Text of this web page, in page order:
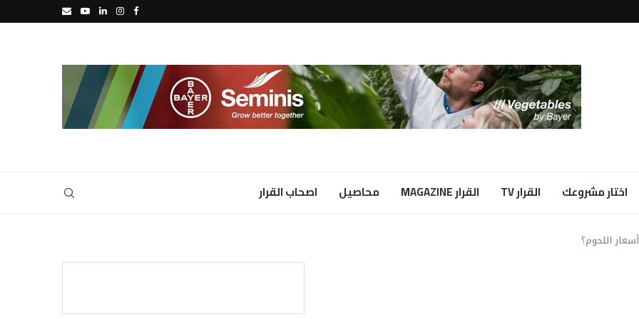
اختار مشروعك القرار TV القرار MAGAZINE محاصيل اصحاب القرار